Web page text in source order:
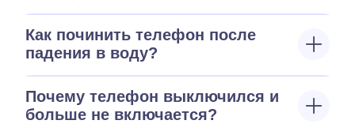
Как починить телефон после
падения в воду?
Почему телефон выключился и
больше не включается?